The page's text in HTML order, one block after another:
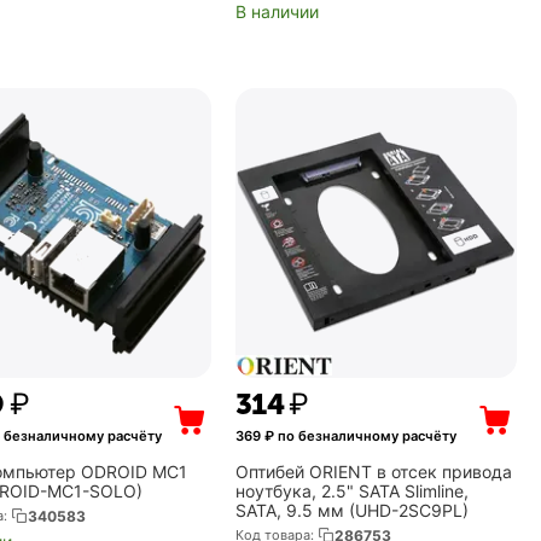
В наличии
₽
расчёту
ODROID MC1
MC1-SOLO)
340583
‍314‍₽
369₽ по безналичному расчёту
Оптибей ORIENT в отсек привода
ноутбука, 2.5" SATA Slimline,
SATA, 9.5 мм (UHD-2SC9PL)
Код товара: 286753